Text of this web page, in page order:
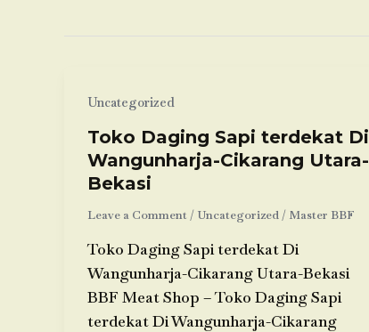
Uncategorized
Toko Daging Sapi terdekat Di
Wangunharja-Cikarang Utara-
Bekasi
Leave a Comment / Uncategorized/ Master BBF
Toko Daging Sapi terdekat Di
Wangunharja-Cikarang Utara-Bekasi
BBF Meat Shop – Toko Daging Sapi
terdekat Di Wangunharja-Cikarang